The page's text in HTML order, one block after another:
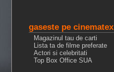
gaseste pe cinematex
Magazinul tau de carti
Lista ta de filme preferate
Actori si celebritati
Top Box Office SUA